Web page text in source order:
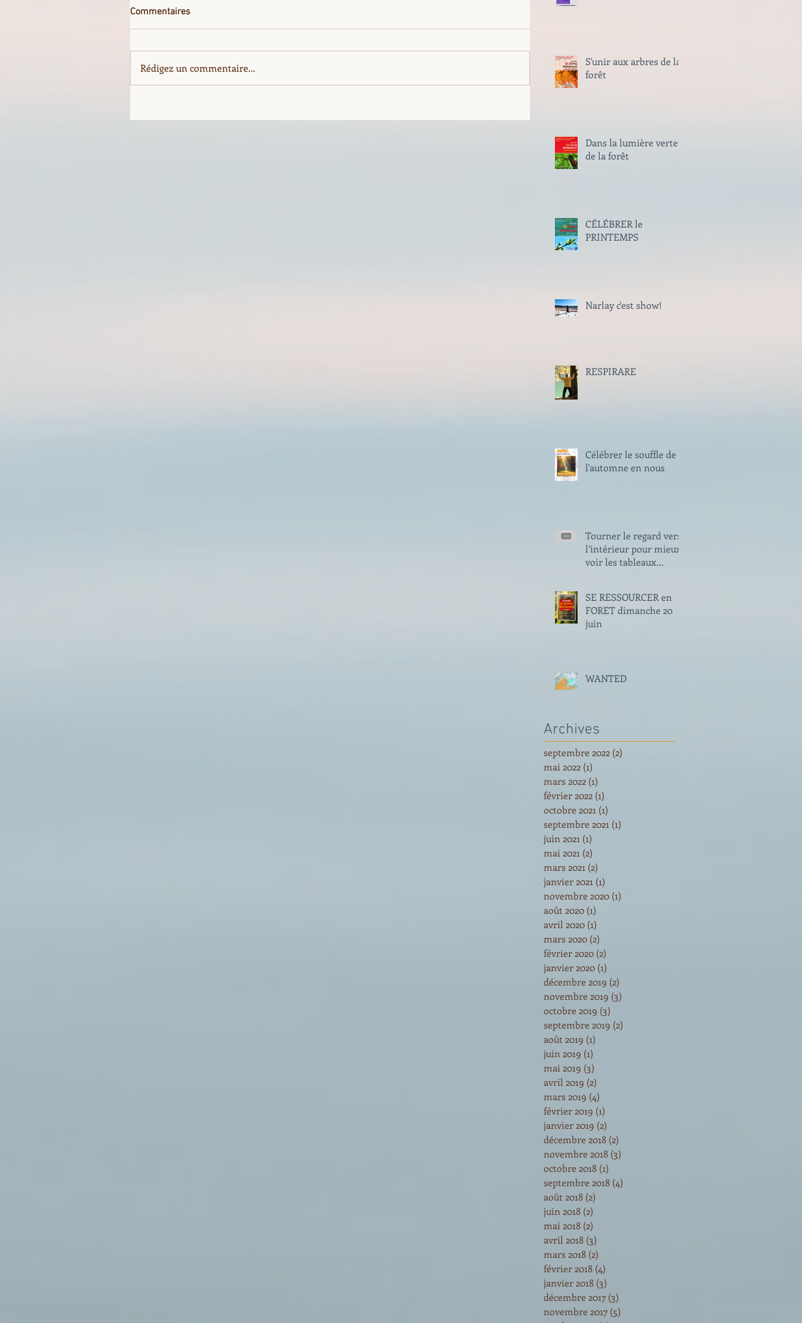
Commentaires
Rédigez un commentaire...
S'unir aux arbres de la
forêt
Dans la lumière verte
de la forêt
CÉLÉBRER le
PRINTEMPS
Narlay c'est show!
RESPIRARE
Célébrer le souffle de
l'automne en nous
Tourner le regard vers
l’intérieur pour mieux
voir les tableaux...
SE RESSOURCER en
FORET dimanche 20
juin
WANTED
Archives
septembre 2022 (2)
mai 2022 (1)
mars 2022 (1)
février 2022 (1)
octobre 2021 (1)
septembre 2021 (1)
juin 2021 (1)
mai 2021 (2)
mars 2021 (2)
janvier 2021 (1)
novembre 2020 (1)
août 2020 (1)
avril 2020 (1)
mars 2020 (2)
février 2020 (2)
janvier 2020 (1)
décembre 2019 (2)
novembre 2019 (3)
octobre 2019 (3)
septembre 2019 (2)
août 2019 (1)
juin 2019 (1)
mai 2019 (3)
avril 2019 (2)
mars 2019 (4)
février 2019 (1)
janvier 2019 (2)
décembre 2018 (2)
novembre 2018 (3)
octobre 2018 (1)
septembre 2018 (4)
août 2018 (2)
juin 2018 (2)
mai 2018 (2)
avril 2018 (3)
mars 2018 (2)
février 2018 (4)
janvier 2018 (3)
décembre 2017 (3)
novembre 2017 (5)